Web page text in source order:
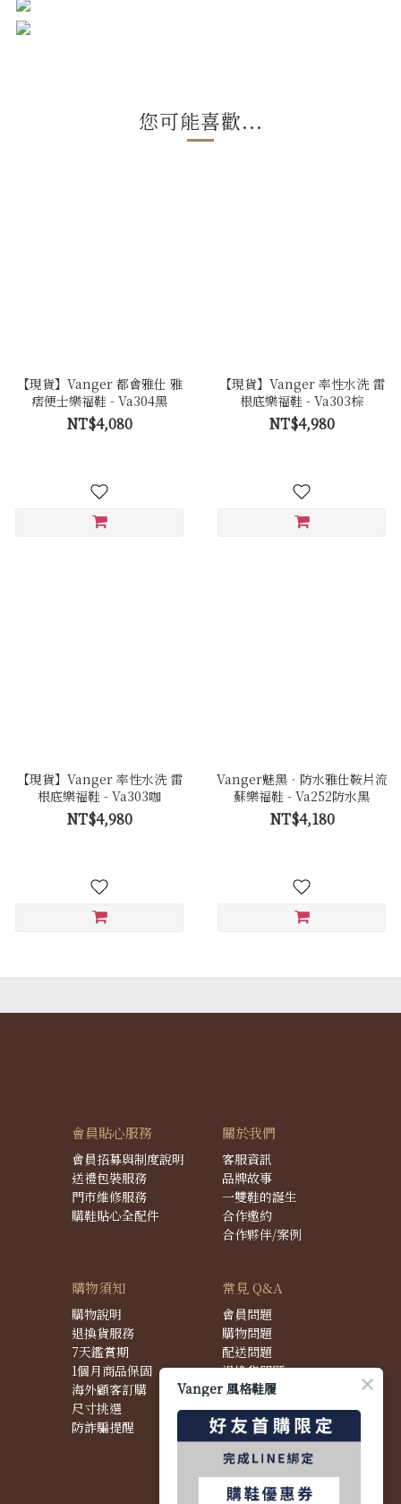
您可能喜歡...
【現貨】Vanger 都會雅仕 雅
痞便士樂福鞋 - Va304黑
NT$4,080
【現貨】Vanger 率性水洗 雷
根底樂福鞋 - Va303棕
NT$4,980
【現貨】Vanger 率性水洗 雷
根底樂福鞋 - Va303咖
NT$4,980
Vanger魅黑．防水雅仕鞍片流
蘇樂福鞋 - Va252防水黑
NT$4,180
會員貼心服務
會員招募與制度說明
送禮包裝服務
門市維修服務
購鞋貼心全配件
關於我們
客服資訊
品牌故事
一雙鞋的誕生
合作邀約
合作夥伴/案例
購物須知
購物說明
退換貨服務
7天鑑賞期
1個月商品保固
海外顧客訂購
尺寸挑選
防詐騙提醒
常見 Q&A
會員問題
購物問題
配送問題
退換貨問題
商品問題
Vanger 風格鞋履